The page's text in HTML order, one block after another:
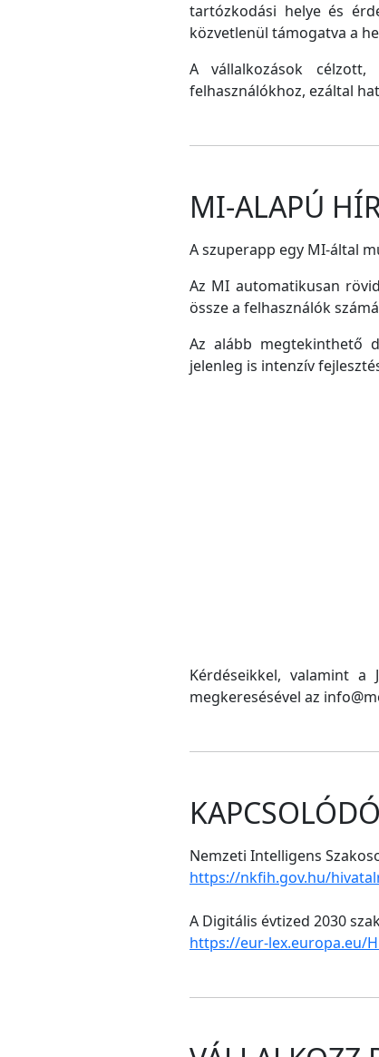
tartózkodási helye és
közvetlenül támogatva a
A vállalkozások
felhasználókhoz, ezáltal
MI-ALAPÚ
A szuperapp egy MI-által
Az MI automatikusan
össze a felhasználók
Az alább megtekinthető
jelenleg is intenzív
Kérdéseikkel, valamint a
megkeresésével az
Nemzeti Intelligens
https://nkfih.gov.hu/
A Digitális évtized 2030
https://eur-lex.europa.eu/